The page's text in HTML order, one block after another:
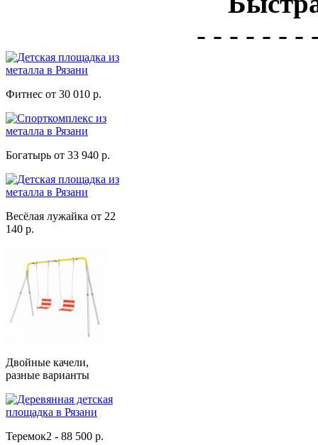
- - - - - - -
Фитнес от 30 010 р.
Богатырь от 33 940 р.
Весёлая лужайка от 22
140 р.
Двойные качели,
разные варианты
Теремок2 - 88 500 р.